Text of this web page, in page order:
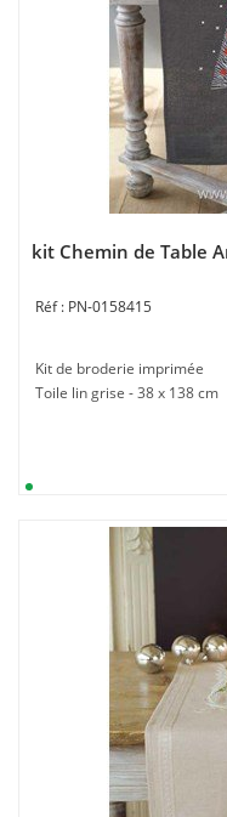
kit Chemin de Table
PN-0158415
Kit de broderie imprimée
Toile lin grise - 38 x 138 cm